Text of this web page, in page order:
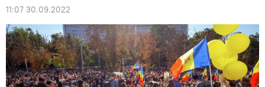
11:07 30.09.2022